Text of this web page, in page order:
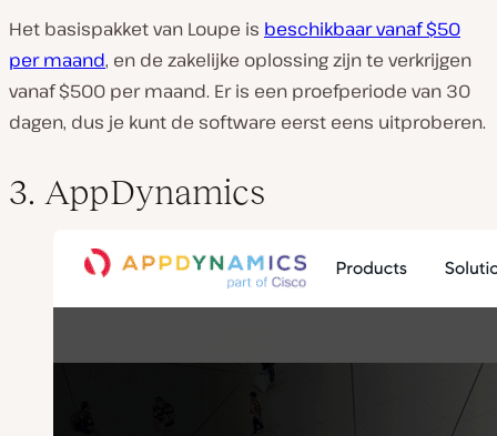
Het basispakket van Loupe is beschikbaar vanaf $50
per maand, en de zakelijke oplossing zijn te verkrijgen
vanaf $500 per maand. Er is een proefperiode van 30
dagen, dus je kunt de software eerst eens uitproberen.
3. AppDynamics